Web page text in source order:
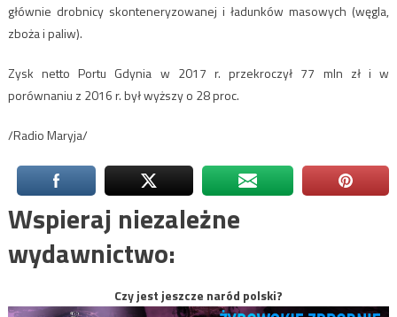
głównie drobnicy skonteneryzowanej i ładunków masowych (węgla,
zboża i paliw).
Zysk netto Portu Gdynia w 2017 r. przekroczył 77 mln zł i w
porównaniu z 2016 r. był wyższy o 28 proc.
/Radio Maryja/
Wspieraj niezależne
wydawnictwo:
Czy jest jeszcze naród polski?